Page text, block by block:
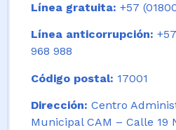
Línea gratuita: +57
Línea anticorrupción:
968 988
Código postal: 17001
Dirección: Centro
Municipal CAM – Calle 19